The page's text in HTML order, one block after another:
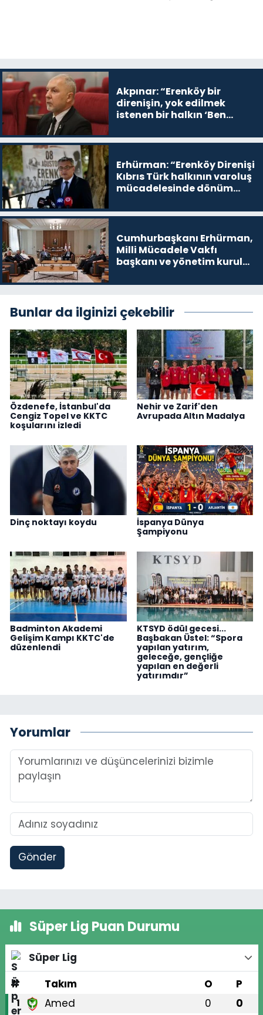
Akpınar: “Erenköy bir
direnişin, yok edilmek
istenen bir halkın ‘Ben
devam edeceğim’ dediği
Erhürman: “Erenköy Direnişi
Kıbrıs Türk halkının varoluş
mücadelesinde dönüm
Cumhurbaşkanı Erhürman,
Milli Mücadele Vakfı
başkanı ve yönetim kurulu
Bunlar da ilginizi çekebilir
Özdenefe, İstanbul'da
Cengiz Topel ve KKTC
koşularını izledi
Nehir ve Zarif'den
Avrupada Altın Madalya
Dinç noktayı koydu
İspanya Dünya
Şampiyonu
Badminton Akademi
Gelişim Kampı KKTC'de
düzenlendi
KTSYD ödül gecesi...
Başbakan Üstel: “Spora
yapılan yatırım,
geleceğe, gençliğe
yapılan en değerli
yatırımdır”
Yorumlar
Gönder
Süper Lig Puan Durumu
Süper Lig
#
Takım O P
1 Amed 0 0